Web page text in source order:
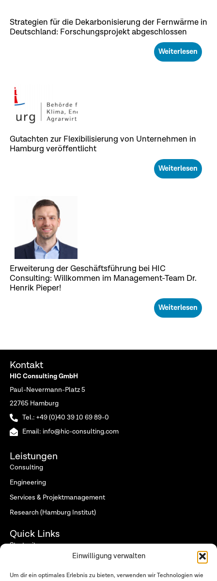
Einwilligung verwalten
Um dir ein optimales Erlebnis zu bieten, verwenden wir Technologien wie
Strategien für die Dekarbonisierung der Fernwärme in
Deutschland: Forschungsprojekt abgeschlossen
Weiterlesen
Gutachten zur Flexibilisierung von Unternehmen in
Hamburg veröffentlicht
Weiterlesen
Erweiterung der Geschäftsführung bei HIC
Consulting: Willkommen im Management-Team Dr.
Henrik Pieper!
Weiterlesen
Kontakt
HIC Consulting GmbH
Paul-Nevermann-Platz 5
22765 Hamburg
Tel.: +49 (0)40 39 10 69 89-0
Email: info@hic-consulting.com
Leistungen
Consulting
Engineering
Services & Projektmanagement
Research (Hamburg Institut)
Quick Links
Startseite
Was wir tun